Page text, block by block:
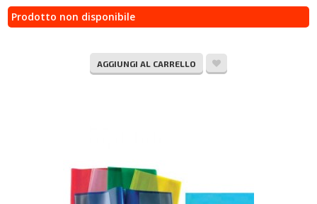
Prodotto non disponibile
AGGIUNGI AL CARRELLO